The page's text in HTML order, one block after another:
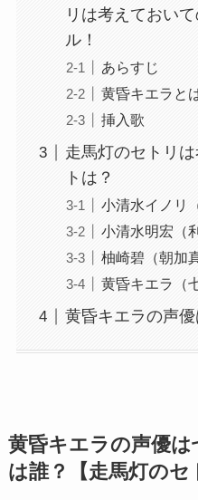
リは考えておい
ル！
あらすじ
黄昏キエラと
挿入歌
走馬灯のセトリ
トは？
小清水イノリ
小清水明宏（
柚崎碧（朝加
黄昏キエラ（
黄昏キエラの声
黄昏キエラの声優
は誰？【走馬灯のセ